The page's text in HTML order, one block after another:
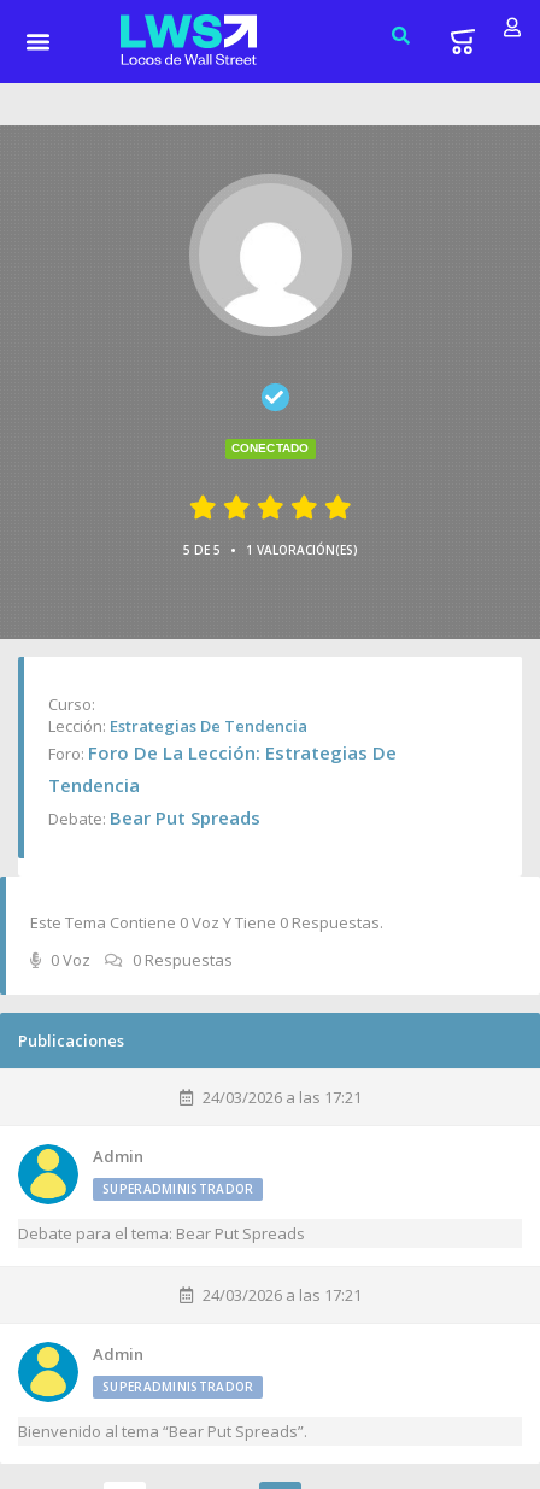
CONECTADO
5 DE 5 • 1 VALORACIÓN(ES)
Curso:
Lección: Estrategias De Tendencia
Foro: Foro De La Lección: Estrategias De
Tendencia
Debate: Bear Put Spreads
Este Tema Contiene 0 Voz Y Tiene 0 Respuestas.
0 Voz
0 Respuestas
Publicaciones
24/03/2026 a las 17:21
Admin
SUPERADMINISTRADOR
Debate para el tema: Bear Put Spreads
24/03/2026 a las 17:21
Admin
SUPERADMINISTRADOR
Bienvenido al tema “Bear Put Spreads”.